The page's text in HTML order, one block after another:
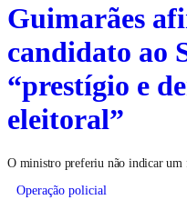
Guimarães
candidato ao
“prestígio e
eleitoral”
O ministro preferiu não indicar um
Operação policial